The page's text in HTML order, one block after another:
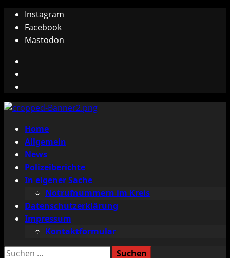
Zum
Inhalt
springen
Instagram
Facebook
Mastodon
Primäres
Menü
Home
Allgemein
News
Polizeiberichte
In eigener Sache
Notrufnummern im Kreis
Datenschutzerklärung
Impressum
Kontaktformular
Suchen